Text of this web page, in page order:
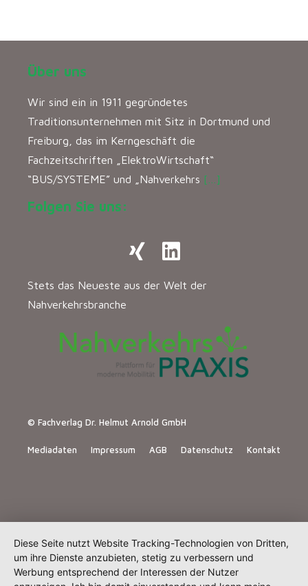
Über uns
Wir sind ein in 1911 gegründetes
Traditionsunternehmen mit Sitz in Dortmund und
Freiburg, das im Kerngeschäft die
Fachzeitschriften „ElektroWirtschaft“
“BUS/SYSTEME” und „Nahverkehrs […]
Folgen Sie uns:
Stets das Neueste aus der Welt der
Nahverkehrsbranche
© Fachverlag Dr. Helmut Arnold GmbH
Mediadaten Impressum AGB Datenschutz Kontakt
Diese Seite nutzt Website Tracking-Technologien von Dritten,
um ihre Dienste anzubieten, stetig zu verbessern und
Werbung entsprechend der Interessen der Nutzer